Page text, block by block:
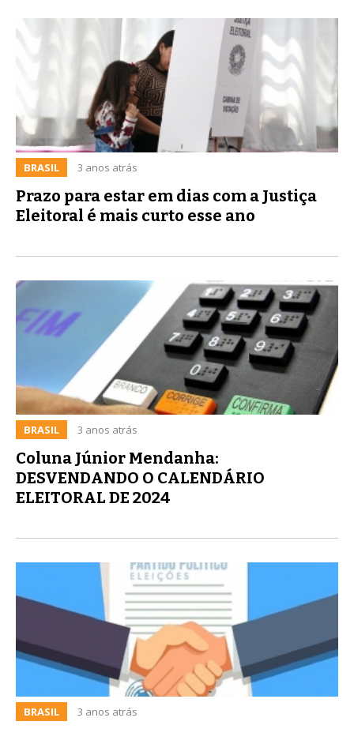
BRASIL 3 anos atrás
Prazo para estar em dias com a Justiça
Eleitoral é mais curto esse ano
BRASIL 3 anos atrás
Coluna Júnior Mendanha:
DESVENDANDO O CALENDÁRIO
ELEITORAL DE 2024
BRASIL 3 anos atrás